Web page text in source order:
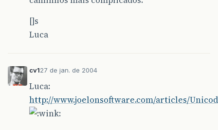
[]s
Luca
cv127 de jan. de 2004
Luca:
http://www.joelonsoftware.com/articles/